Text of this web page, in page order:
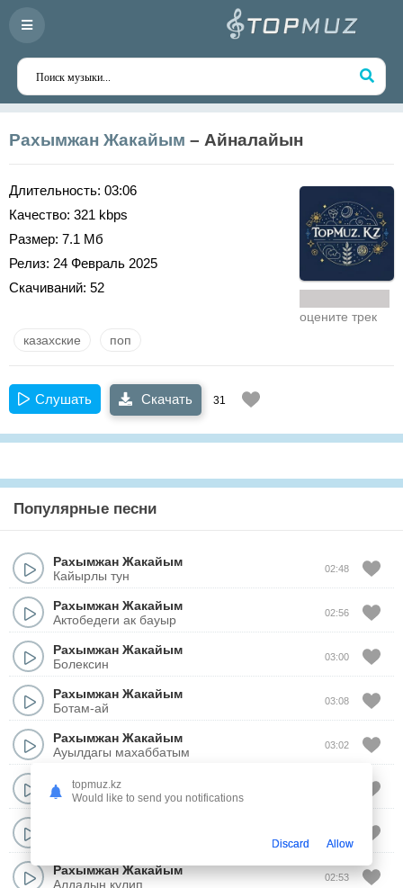
Рахымжан Жакайым – Айналайын
Длительность: 03:06
Качество: 321 kbps
Размер: 7.1 Мб
Релиз: 24 Февраль 2025
Скачиваний: 52
оцените трек
казахские поп
Слушать Скачать 31
Популярные песни
Рахымжан Жакайым
Кайырлы тун
02:48
Рахымжан Жакайым
Актобедеги ак бауыр
02:56
Рахымжан Жакайым
Болексин
03:00
Рахымжан Жакайым
Ботам-ай
03:08
Рахымжан Жакайым
Ауылдагы махаббатым
03:02
Рахымжан Жакайым
Бишкектин сулуы
Рахымжан Жакайым
Алдадын кулип
02:53
topmuz.kz
Would like to send you notifications
Discard Allow